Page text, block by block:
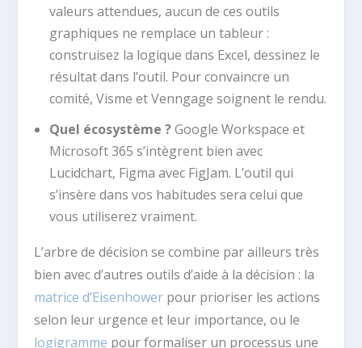
valeurs attendues, aucun de ces outils
graphiques ne remplace un tableur :
construisez la logique dans Excel, dessinez le
résultat dans l’outil. Pour convaincre un
comité, Visme et Venngage soignent le rendu.
Quel écosystème ?Google Workspace et
Microsoft 365 s’intègrent bien avec
Lucidchart, Figma avec FigJam. L’outil qui
s’insère dans vos habitudes sera celui que
vous utiliserez vraiment.
L’arbre de décision se combine par ailleurs très
bien avec d’autres outils d’aide à la décision : la
matrice d’Eisenhower pour prioriser les actions
selon leur urgence et leur importance, ou le
logigramme pour formaliser un processus une